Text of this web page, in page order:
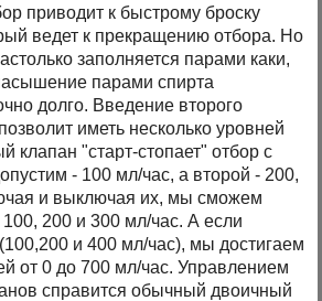
приводит к быстрому броску
ведет к прекращению отбора. Но
заполняется парами каки,
парами спирта
долго. Введение второго
иметь несколько уровней
клапан "старт-стопает" отбор с
- 100 мл/час, а второй - 200,
и выключая их, мы сможем
200 и 300 мл/час. А если
и 400 мл/час), мы достигаем
от 0 до 700 мл/час. Управлением
справится обычный двоичный